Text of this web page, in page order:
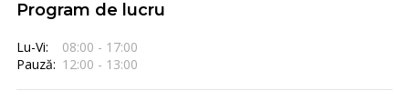
Program de lucru
Lu-Vi:
08:00 - 17:00
Pauză: 12:00 - 13:00